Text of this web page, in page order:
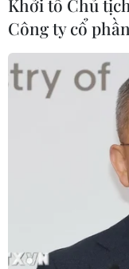
Cà Mau triển
chống khai thác
06/08/2026 07:25
Hàn Quốc mở
thông đồng giá
Công ty cổ